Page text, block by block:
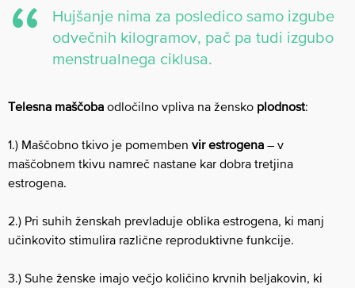
Hujšanje nima za posledico samo izgube
odvečnih kilogramov, pač pa tudi izgubo
menstrualnega ciklusa.
Telesna maščoba odločilno vpliva na žensko plodnost:
1.) Maščobno tkivo je pomemben vir estrogena – v
maščobnem tkivu namreč nastane kar dobra tretjina
estrogena.
2.) Pri suhih ženskah prevladuje oblika estrogena, ki manj
učinkovito stimulira različne reproduktivne funkcije.
3.) Suhe ženske imajo večjo količino krvnih beljakovin, ki